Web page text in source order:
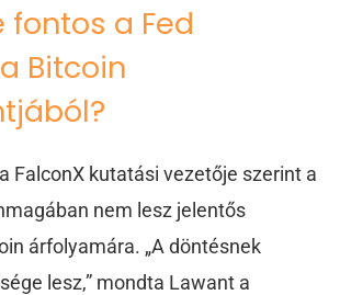
fontos a Fed
Bitcoin
FalconX kutatási vezetője szerint a
nem lesz jelentős
árfolyamára. „A döntésnek
lesz,” mondta Lawant a